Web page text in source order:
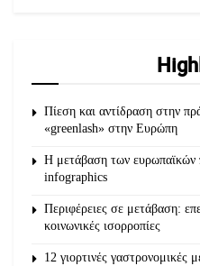
Πίεση και αντίδραση στην
«greenlash» στην Ευρώπη
Η μετάβαση των ευρωπαϊκών
infographics
Περιφέρειες σε μετάβαση:
κοινωνικές ισορροπίες
12 γιορτινές γαστρονομικές